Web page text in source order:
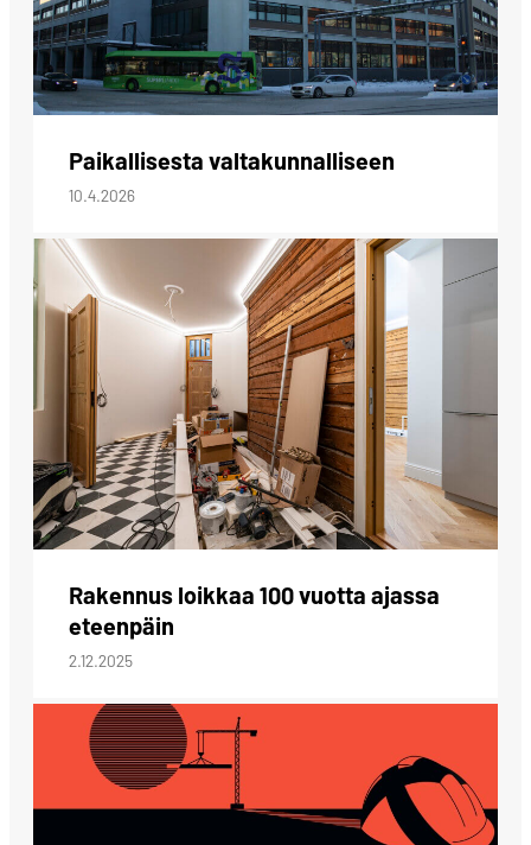
Paikallisesta valtakunnalliseen
10.4.2026
Rakennus loikkaa 100 vuotta ajassa
eteenpäin
2.12.2025